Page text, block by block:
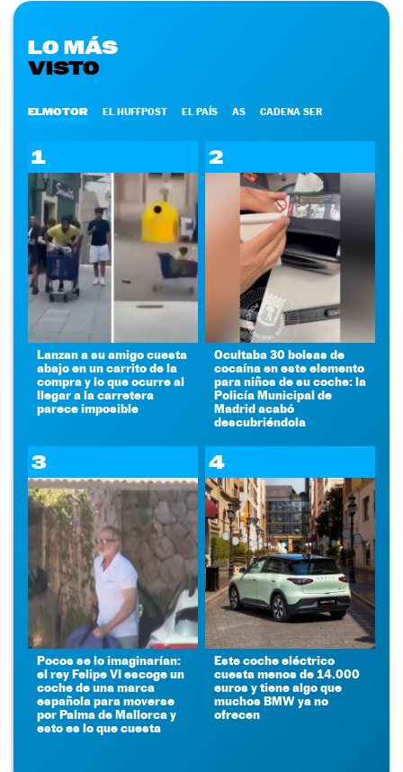
LO MÁS
VISTO
ELMOTOR EL HUFFPOST EL PAÍS AS CADENA SER
1
Lanzan a su amigo cuesta
abajo en un carrito de la
compra y lo que ocurre al
llegar a la carretera
parece imposible
2
Ocultaba 30 bolsas de
cocaína en este elemento
para niños de su coche: la
Policía Municipal de
Madrid acabó
descubriéndola
3
Pocos se lo imaginarían:
el rey Felipe VI escoge un
coche de una marca
española para moverse
por Palma de Mallorca y
esto es lo que cuesta
4
Este coche eléctrico
cuesta menos de 14.000
euros y tiene algo que
muchos BMW ya no
ofrecen